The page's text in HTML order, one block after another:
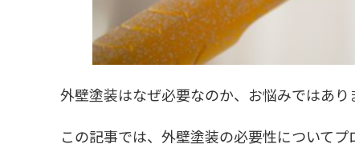
外壁塗装はなぜ必要なのか、お悩みではあり
この記事では、外壁塗装の必要性について